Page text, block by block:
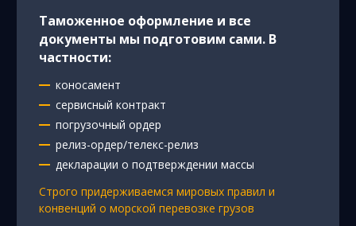
Таможенное оформление и все
документы мы подготовим сами. В
частности:
коносамент
сервисный контракт
погрузочный ордер
релиз-ордер/телекс-релиз
декларации о подтверждении массы
Строго придерживаемся мировых правил и
конвенций о морской перевозке грузов